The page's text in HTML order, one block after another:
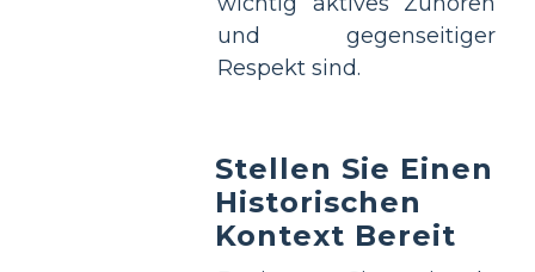
und gegenseitiger
Respekt sind.
Stellen Sie Einen
Historischen
Kontext Bereit